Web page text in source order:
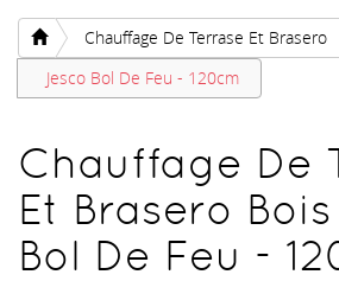
Chauffage De Terrase Et Brasero
Jesco Bol De Feu - 120cm
Chauffage De
Et Brasero
Bol De Feu -